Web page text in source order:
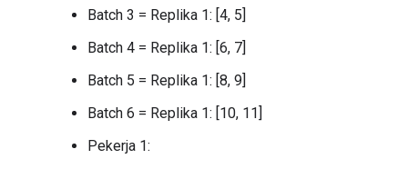
Batch 3 = Replika 1: [4, 5]
Batch 4 = Replika 1: [6, 7]
Batch 5 = Replika 1: [8, 9]
Batch 6 = Replika 1: [10, 11]
Pekerja 1: